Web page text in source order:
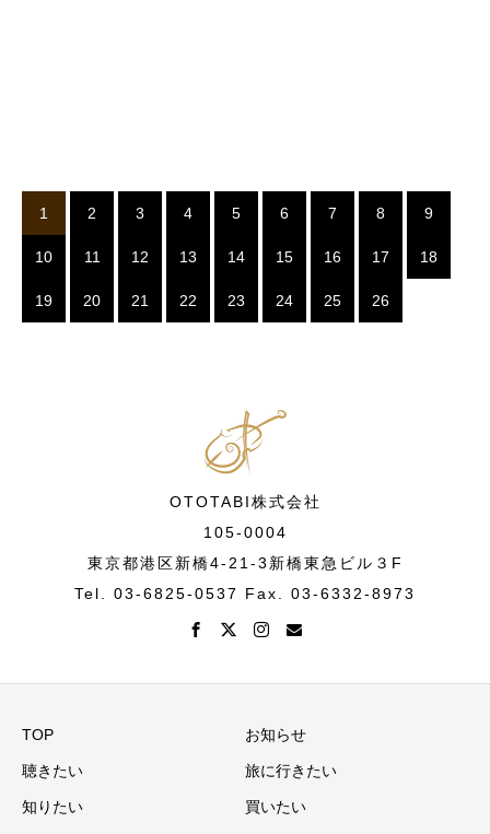
1 2 3 4 5 6 7 8 9
10 11 12 13 14 15 16 17 18
19 20 21 22 23 24 25 26
OTOTABI株式会社
105-0004
東京都港区新橋4-21-3新橋東急ビル３F
Tel. 03-6825-0537 Fax. 03-6332-8973
TOP お知らせ
聴きたい 旅に行きたい
知りたい 買いたい